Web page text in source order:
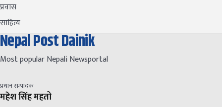
प्रवास
साहित्य
Nepal Post Dainik
Most popular Nepali Newsportal
प्रधान सम्पादक
महेश सिंह महतो